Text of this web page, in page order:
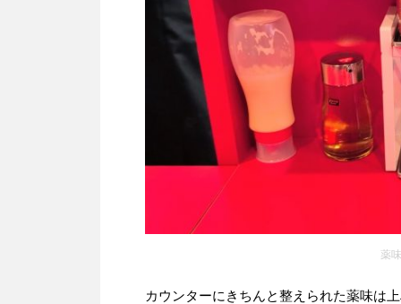
薬
カウンターにきちんと整えられた薬味は